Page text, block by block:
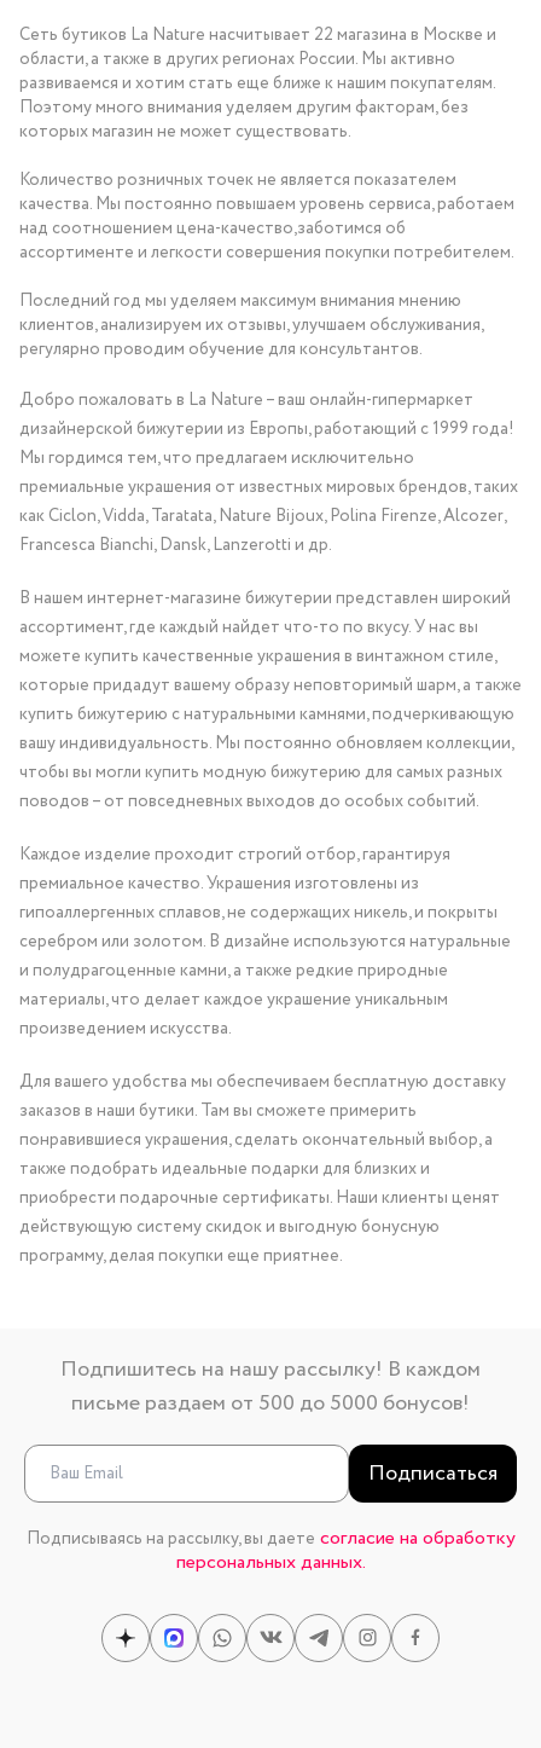
Сеть бутиков La Nature насчитывает 22 магазина в Москве и
области, а также в других регионах России. Мы активно
развиваемся и хотим стать еще ближе к нашим покупателям.
Поэтому много внимания уделяем другим факторам, без
которых магазин не может существовать.
Количество розничных точек не является показателем
качества. Мы постоянно повышаем уровень сервиса, работаем
над соотношением цена-качество,заботимся об
ассортименте и легкости совершения покупки потребителем.
Последний год мы уделяем максимум внимания мнению
клиентов, анализируем их отзывы, улучшаем обслуживания,
регулярно проводим обучение для консультантов.
Добро пожаловать в La Nature – ваш онлайн-гипермаркет
дизайнерской бижутерии из Европы, работающий с 1999 года!
Мы гордимся тем, что предлагаем исключительно
премиальные украшения от известных мировых брендов, таких
как Ciclon, Vidda, Taratata, Nature Bijoux, Polina Firenze, Alcozer,
Francesca Bianchi, Dansk, Lanzerotti и др.
В нашем интернет-магазине бижутерии представлен широкий
ассортимент, где каждый найдет что-то по вкусу. У нас вы
можете купить качественные украшения в винтажном стиле,
которые придадут вашему образу неповторимый шарм, а также
купить бижутерию с натуральными камнями, подчеркивающую
вашу индивидуальность. Мы постоянно обновляем коллекции,
чтобы вы могли купить модную бижутерию для самых разных
поводов – от повседневных выходов до особых событий.
Каждое изделие проходит строгий отбор, гарантируя
премиальное качество. Украшения изготовлены из
гипоаллергенных сплавов, не содержащих никель, и покрыты
серебром или золотом. В дизайне используются натуральные
и полудрагоценные камни, а также редкие природные
материалы, что делает каждое украшение уникальным
произведением искусства.
Для вашего удобства мы обеспечиваем бесплатную доставку
заказов в наши бутики. Там вы сможете примерить
понравившиеся украшения, сделать окончательный выбор, а
также подобрать идеальные подарки для близких и
приобрести подарочные сертификаты. Наши клиенты ценят
действующую систему скидок и выгодную бонусную
программу, делая покупки еще приятнее.
Подпишитесь на нашу рассылку! В каждом
письме раздаем от 500 до 5000 бонусов!
Подписаться
Подписываясь на рассылку, вы даете согласие на обработку
персональных данных.